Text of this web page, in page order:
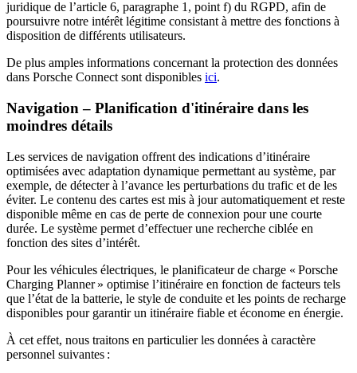
juridique de l’article 6, paragraphe 1, point f) du RGPD, afin de
poursuivre notre intérêt légitime consistant à mettre des fonctions à
disposition de différents utilisateurs.
De plus amples informations concernant la protection des données
dans Porsche Connect sont disponibles ici.
Navigation – Planification d'itinéraire dans les
moindres détails
Les services de navigation offrent des indications d’itinéraire
optimisées avec adaptation dynamique permettant au système, par
exemple, de détecter à l’avance les perturbations du trafic et de les
éviter. Le contenu des cartes est mis à jour automatiquement et reste
disponible même en cas de perte de connexion pour une courte
durée. Le système permet d’effectuer une recherche ciblée en
fonction des sites d’intérêt.
Pour les véhicules électriques, le planificateur de charge « Porsche
Charging Planner » optimise l’itinéraire en fonction de facteurs tels
que l’état de la batterie, le style de conduite et les points de recharge
disponibles pour garantir un itinéraire fiable et économe en énergie.
À cet effet, nous traitons en particulier les données à caractère
personnel suivantes :